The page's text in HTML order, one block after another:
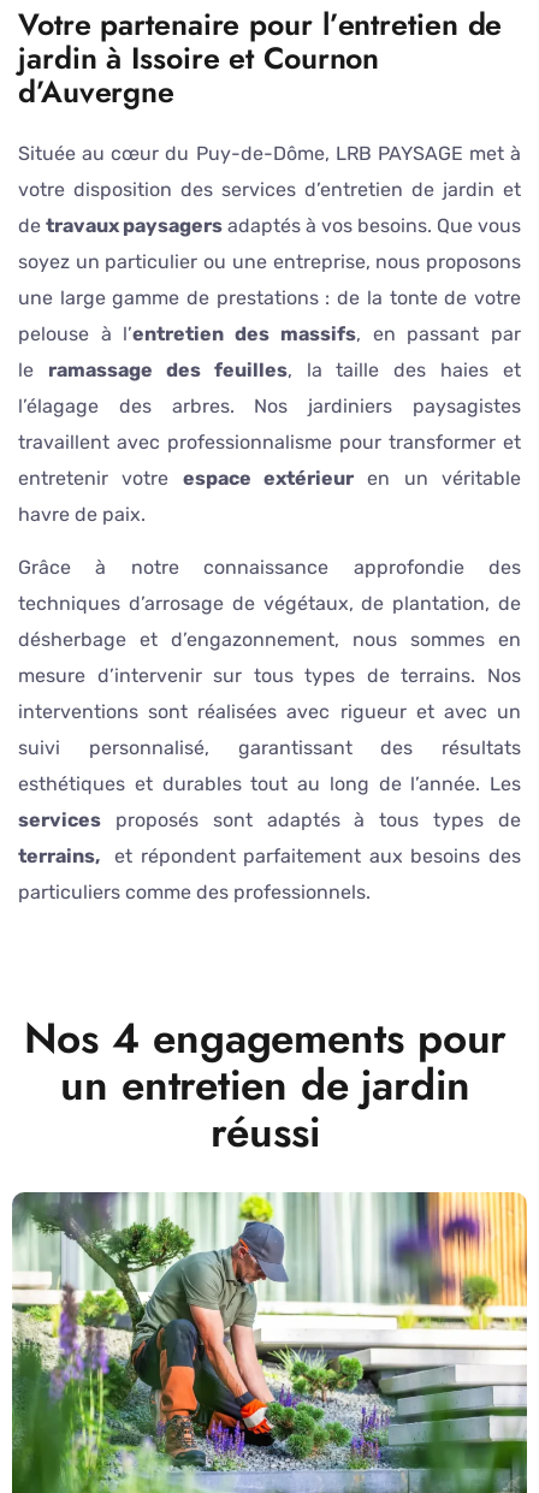
Votre partenaire pour l’entretien de
jardin à Issoire et Cournon
d’Auvergne
Située au cœur du Puy-de-Dôme, LRB PAYSAGE met à
votre disposition des services d’entretien de jardin et
de travaux paysagers adaptés à vos besoins. Que vous
soyez un particulier ou une entreprise, nous proposons
une large gamme de prestations : de la tonte de votre
pelouse à l’entretien des massifs, en passant par
le ramassage des feuilles, la taille des haies et
l’élagage des arbres. Nos jardiniers paysagistes
travaillent avec professionnalisme pour transformer et
entretenir votre espace extérieur en un véritable
havre de paix.
Grâce à notre connaissance approfondie des
techniques d’arrosage de végétaux, de plantation, de
désherbage et d’engazonnement, nous sommes en
mesure d’intervenir sur tous types de terrains. Nos
interventions sont réalisées avec rigueur et avec un
suivi personnalisé, garantissant des résultats
esthétiques et durables tout au long de l’année. Les
services proposés sont adaptés à tous types de
terrains,
et répondent parfaitement aux besoins des
particuliers comme des professionnels.
Nos 4 engagements pour
un entretien de jardin
réussi